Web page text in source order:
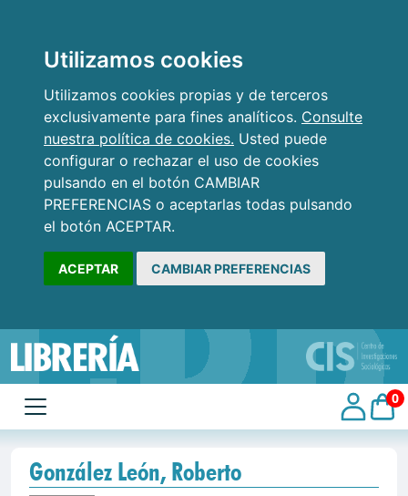
Utilizamos cookies
Utilizamos cookies propias y de terceros
exclusivamente para fines analíticos. Consulte
nuestra política de cookies. Usted puede
configurar o rechazar el uso de cookies
pulsando en el botón CAMBIAR
PREFERENCIAS o aceptarlas todas pulsando
el botón ACEPTAR.
ACEPTAR CAMBIAR PREFERENCIAS
0
González León, Roberto